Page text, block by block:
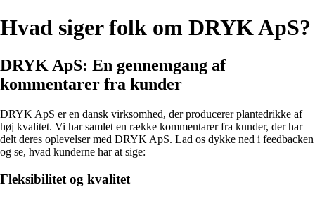
Hvad siger folk om DRYK ApS?
DRYK ApS: En gennemgang af
kommentarer fra kunder
DRYK ApS er en dansk virksomhed, der producerer plantedrikke af
høj kvalitet. Vi har samlet en række kommentarer fra kunder, der har
delt deres oplevelser med DRYK ApS. Lad os dykke ned i feedbacken
og se, hvad kunderne har at sige:
Fleksibilitet og kvalitet